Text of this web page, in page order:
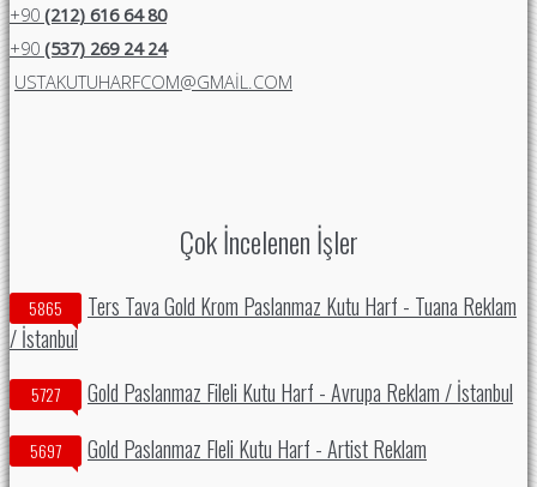
+90 (212) 616 64 80
+90 (537) 269 24 24
USTAKUTUHARFCOM@GMAIL.COM
Çok İncelenen İşler
5865
Ters Tava Gold Krom Paslanmaz Kutu Harf - Tuana Reklam
/ İstanbul
5727 Gold Paslanmaz Fileli Kutu Harf - Avrupa Reklam / İstanbul
5697 Gold Paslanmaz Fleli Kutu Harf - Artist Reklam